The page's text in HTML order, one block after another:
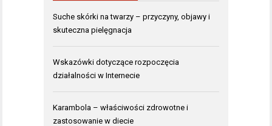
Suche skórki na twarzy – przyczyny, objawy i
skuteczna pielęgnacja
Wskazówki dotyczące rozpoczęcia
działalności w Internecie
Karambola – właściwości zdrowotne i
zastosowanie w diecie